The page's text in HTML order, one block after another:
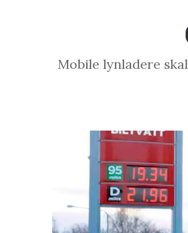
Mobile lynladere